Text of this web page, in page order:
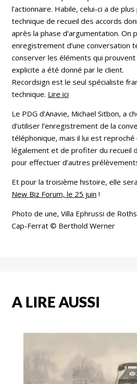
l’actionnaire. Habile, celui-ci a de
technique de recueil des accords
après la phase d’argumentation. On
enregistrement d’une conversation
conserver les éléments qui prouvent
explicite a été donné par le client.
Recordsign est le seul spécialiste
technique. Lire ici
Le PDG d’Anavie, Michael Sitbon, a
d’utiliser l’enregistrement de la
téléphonique, mais il lui est
légalement et de profiter du recueil
pour effectuer d’autres
Et pour la troisième histoire, elle
New Biz Forum, le 25 juin !
Photo de une, Villa Ephrussi de
Cap-Ferrat © Berthold Werner
A LIRE AUSSI